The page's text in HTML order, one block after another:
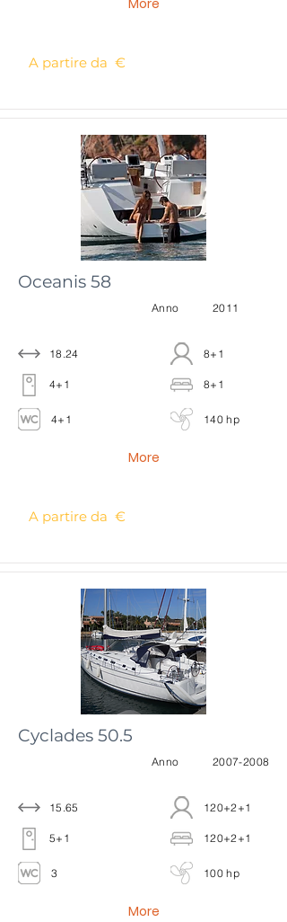
More
A partire da €
Oceanis 58
18.24
4+1
4+1
Anno 2011
8+1
8+1
140 hp
More
A partire da €
Cyclades 50.5
15.65
5+1
3
Anno 2007-2008
120+2+1
120+2+1
100 hp
More